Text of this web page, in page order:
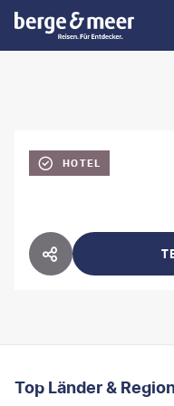
HOTEL
HOTEL TEILEN
Footer navigation
Top Länder &